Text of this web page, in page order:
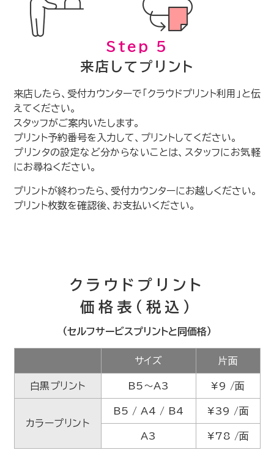
Step 5
来店してプリント
来店したら、受付カウンターで「クラウドプリント利用」と伝
えてください。
スタッフがご案内いたします。
プリント予約番号を入力して、プリントしてください。
プリンタの設定など分からないことは、スタッフにお気軽
にお尋ねください。
プリントが終わったら、受付カウンターにお越しください。
プリント枚数を確認後、お支払いください。
クラウドプリント
価格表（税込）
（セルフサービスプリントと同価格）
サイズ 片面
白黒プリント B5〜A3 ¥9 /面
カラープリント
B5 / A4 / B4 ¥39 /面
A3 ¥78 /面